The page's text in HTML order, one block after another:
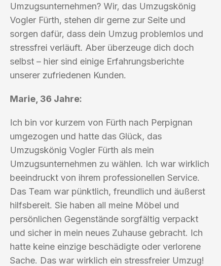
Umzugsunternehmen? Wir, das Umzugskönig
Vogler Fürth, stehen dir gerne zur Seite und
sorgen dafür, dass dein Umzug problemlos und
stressfrei verläuft. Aber überzeuge dich doch
selbst – hier sind einige Erfahrungsberichte
unserer zufriedenen Kunden.
Marie, 36 Jahre:
Ich bin vor kurzem von Fürth nach Perpignan
umgezogen und hatte das Glück, das
Umzugskönig Vogler Fürth als mein
Umzugsunternehmen zu wählen. Ich war wirklich
beeindruckt von ihrem professionellen Service.
Das Team war pünktlich, freundlich und äußerst
hilfsbereit. Sie haben all meine Möbel und
persönlichen Gegenstände sorgfältig verpackt
und sicher in mein neues Zuhause gebracht. Ich
hatte keine einzige beschädigte oder verlorene
Sache. Das war wirklich ein stressfreier Umzug!